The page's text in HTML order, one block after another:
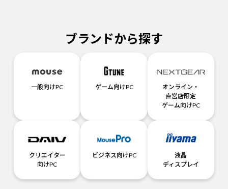
ブランドから探す
一般向けPC ゲーム向けPC
オンライン・
直営店限定
ゲーム向けPC
クリエイター
向けPC
ビジネス向けPC
液晶
ディスプレイ